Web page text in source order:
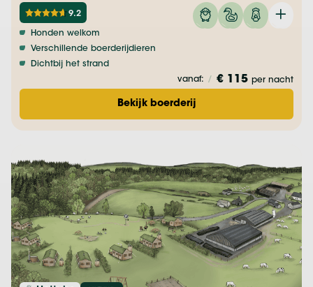
9.2
Honden welkom
Verschillende boerderijdieren
Dichtbij het strand
vanaf: / € 115 per nacht
Bekijk boerderij